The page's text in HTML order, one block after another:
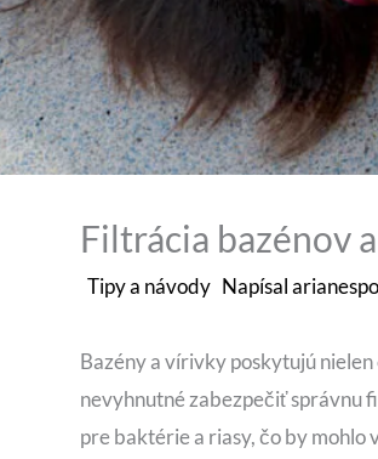
Filtrácia bazénov
Tipy a návody Napísal
Bazény a vírivky poskytujú
nevyhnutné zabezpečiť správnu
pre baktérie a riasy, čo by